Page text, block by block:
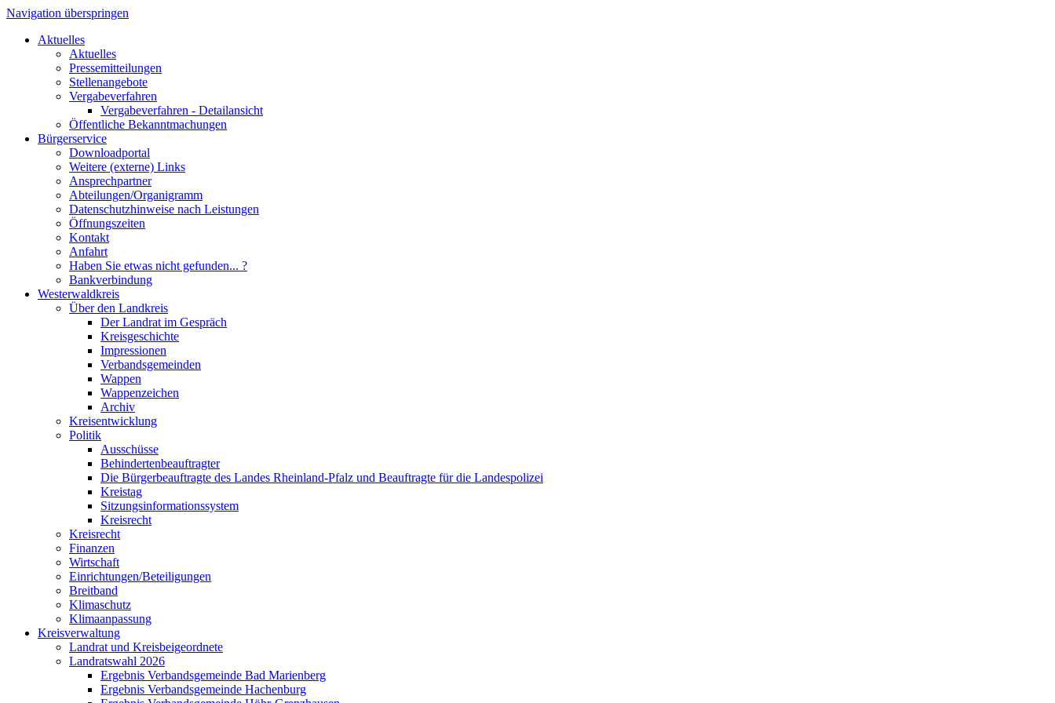
Navigation überspringen
Aktuelles
Aktuelles
Pressemitteilungen
Stellenangebote
Vergabeverfahren
Vergabeverfahren - Detailansicht
Öffentliche Bekanntmachungen
Bürgerservice
Downloadportal
Weitere (externe) Links
Ansprechpartner
Abteilungen/Organigramm
Datenschutzhinweise nach Leistungen
Öffnungszeiten
Kontakt
Anfahrt
Haben Sie etwas nicht gefunden... ?
Bankverbindung
Westerwaldkreis
Über den Landkreis
Der Landrat im Gespräch
Kreisgeschichte
Impressionen
Verbandsgemeinden
Wappen
Wappenzeichen
Archiv
Kreisentwicklung
Politik
Ausschüsse
Behindertenbeauftragter
Die Bürgerbeauftragte des Landes Rheinland-Pfalz und Beauftragte für die Landespolizei
Kreistag
Sitzungsinformationssystem
Kreisrecht
Kreisrecht
Finanzen
Wirtschaft
Einrichtungen/Beteiligungen
Breitband
Klimaschutz
Klimaanpassung
Kreisverwaltung
Landrat und Kreisbeigeordnete
Landratswahl 2026
Ergebnis Verbandsgemeinde Bad Marienberg
Ergebnis Verbandsgemeinde Hachenburg